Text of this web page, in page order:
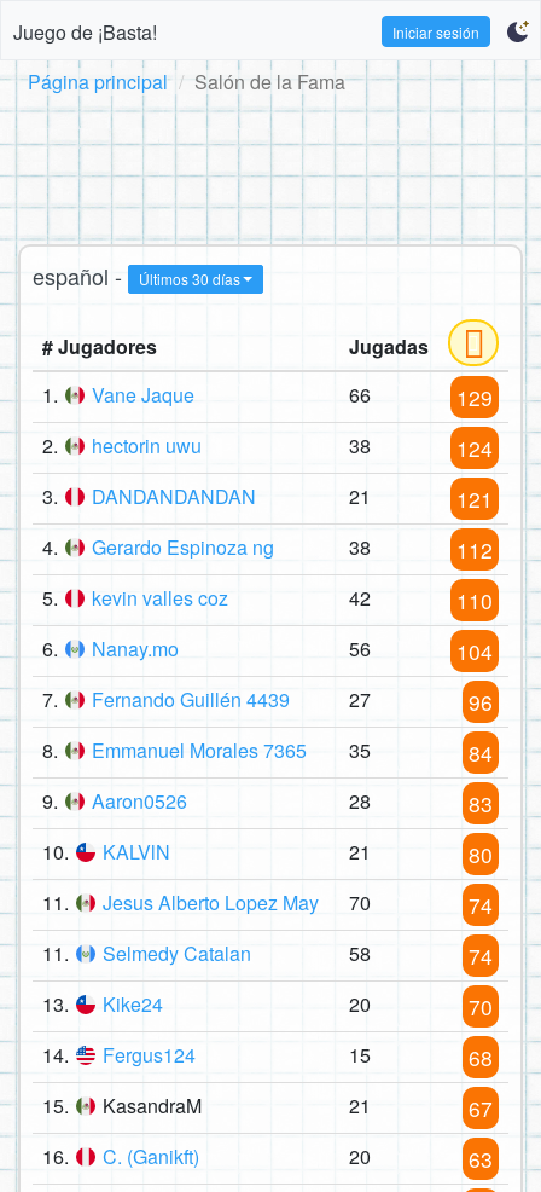
Juego de ¡Basta! Iniciar sesión
Página principal Salón de la Fama
español - Últimos 30 días
# Jugadores
Jugadas
1.
Vane Jaque 66 129
2. hectorin uwu 38 124
3. DANDANDANDAN 21 121
4. Gerardo Espinoza ng 38 112
5. kevin valles coz 42 110
6. Nanay.mo 56 104
7. Fernando Guillén 4439 27 96
8. Emmanuel Morales 7365 35 84
9. Aaron0526 28 83
10. KALVlN 21 80
11. Jesus Alberto Lopez May 70 74
11. Selmedy Catalan 58 74
13. Kike24 20 70
14. Fergus124 15 68
15. KasandraM 21 67
16. C. (Ganikft) 20 63